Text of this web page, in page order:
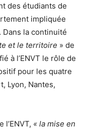
des étudiants de
impliquée
Dans la continuité
et le territoire » de
à l’ENVT le rôle de
pour les quatre
Lyon, Nantes,
« la mise en